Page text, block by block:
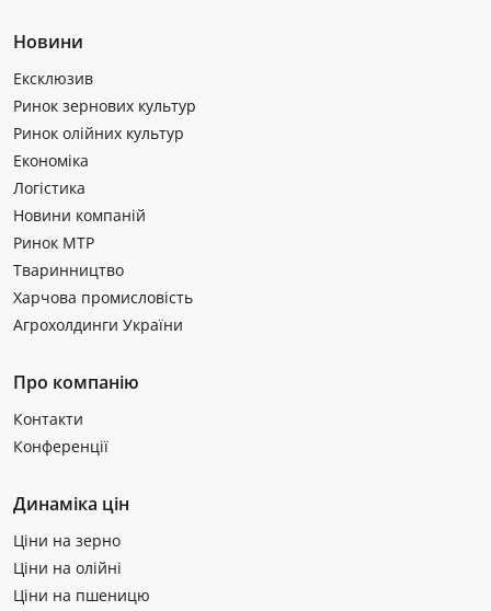
Новини
Ексклюзив
Ринок зернових культур
Ринок олійних культур
Економіка
Логістика
Новини компаній
Ринок МТР
Тваринництво
Харчова промисловість
Агрохолдинги України
Про компанію
Контакти
Конференції
Динаміка цін
Ціни на зерно
Ціни на олійні
Ціни на пшеницю